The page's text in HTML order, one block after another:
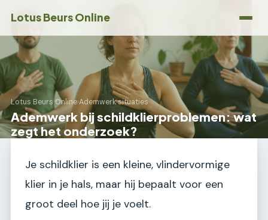
Lotus Beurs Online
Lotus Beurs Online›Ademwerk situaties
Ademwerk bij schildklierproblemen: wat
zegt het onderzoek?
Je schildklier is een kleine, vlindervormige
klier in je hals, maar hij bepaalt voor een
groot deel hoe jij je voelt.